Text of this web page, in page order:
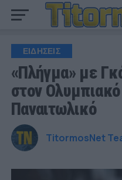
ΕΙΔΗΣΕΙΣ
«Πλήγμα» με
στον Ολυμπιακό
Παναιτωλικό
TitormosNet